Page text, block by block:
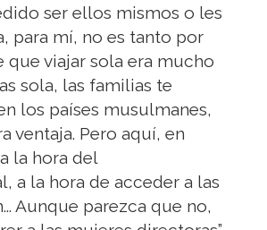
ser ellos mismos o les
para mí, no es tanto por
viajar sola era mucho
sola, las familias te
los países musulmanes,
ventaja. Pero aquí, en
la hora del
a la hora de acceder a las
Aunque parezca que no,